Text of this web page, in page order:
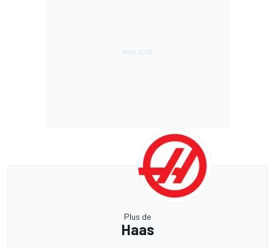
Plus de
Haas